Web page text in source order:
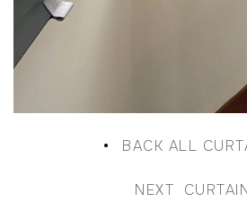
BACK ALL
NEXT